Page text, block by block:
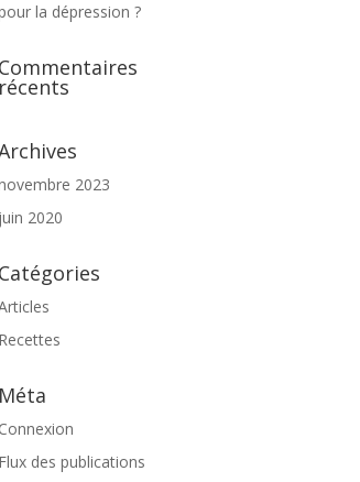
la dépression ?
Commentaires
récents
2023
juin 2020
Catégories
Recettes
Méta
Connexion
Flux des publications